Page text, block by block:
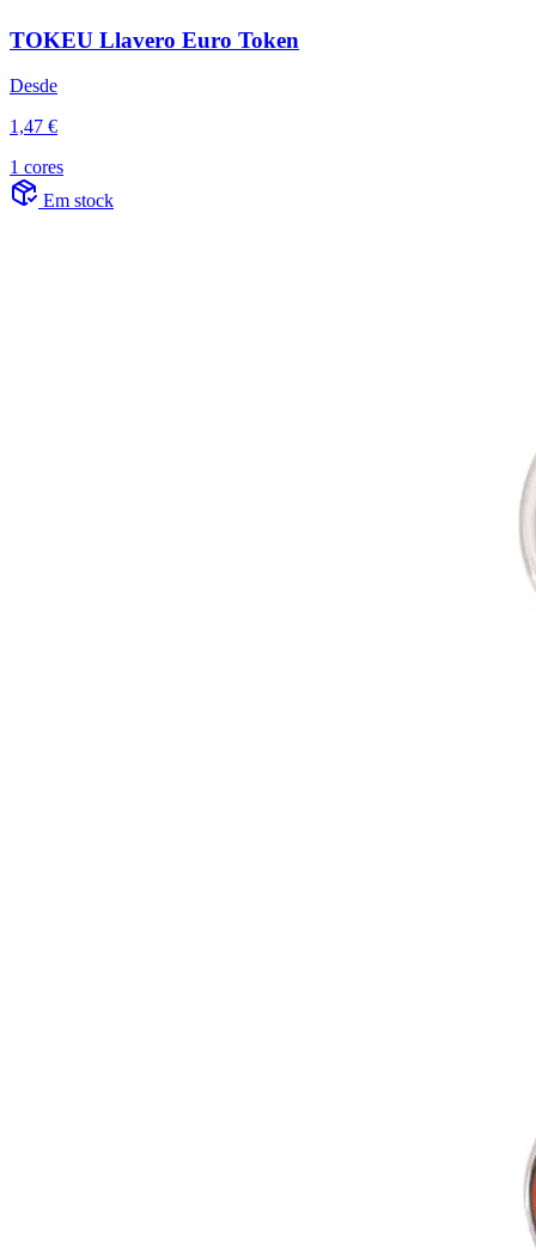
TOKEU Llavero Euro Token
Desde
1,47 €
1 cores
Em stock